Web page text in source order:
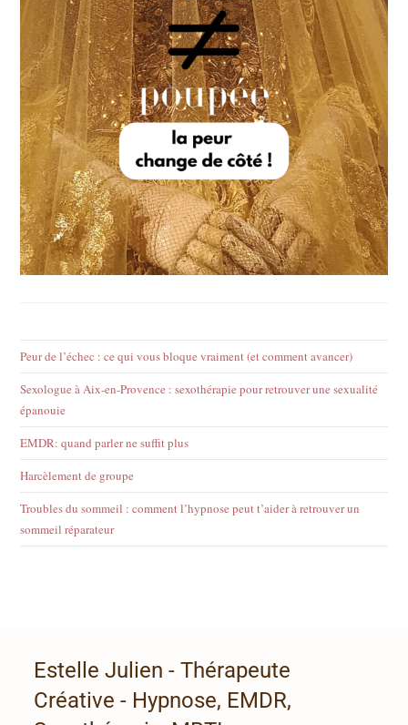
Peur de l’échec : ce qui vous bloque vraiment (et comment avancer)
Sexologue à Aix-en-Provence : sexothérapie pour retrouver une sexualité
épanouie
EMDR: quand parler ne suffit plus
Harcèlement de groupe
Troubles du sommeil : comment l’hypnose peut t’aider à retrouver un
sommeil réparateur
Estelle Julien - Thérapeute
Créative - Hypnose, EMDR,